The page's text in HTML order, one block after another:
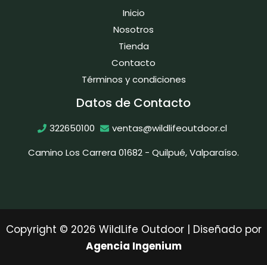
Inicio
Nosotros
Tienda
Contacto
Términos y condiciones
Datos de Contacto
322650100
ventas@wildlifeoutdoor.cl
Camino Los Carrera 01682 - Quilpué, Valparaíso.
Copyright © 2026 WildLife Outdoor | Diseñado por
Agencia Ingenium